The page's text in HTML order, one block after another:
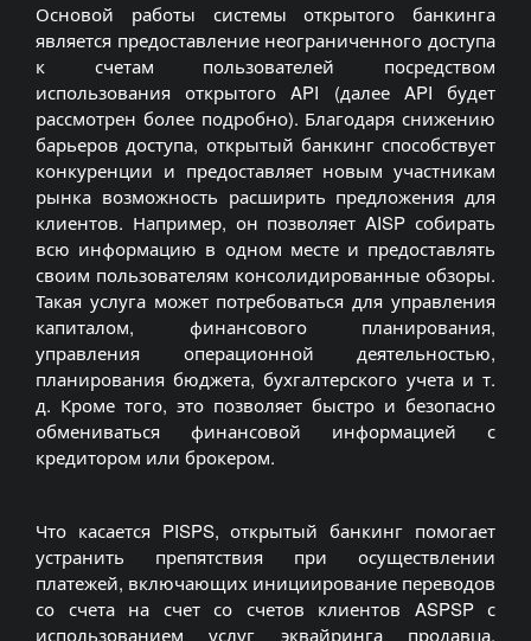
Основой работы системы открытого банкинга
является предоставление неограниченного доступа
к счетам пользователей посредством
использования открытого API (далее API будет
рассмотрен более подробно). Благодаря снижению
барьеров доступа, открытый банкинг способствует
конкуренции и предоставляет новым участникам
рынка возможность расширить предложения для
клиентов. Например, он позволяет AISP собирать
всю информацию в одном месте и предоставлять
своим пользователям консолидированные обзоры.
Такая услуга может потребоваться для управления
капиталом, финансового планирования,
управления операционной деятельностью,
планирования бюджета, бухгалтерского учета и т.
д. Кроме того, это позволяет быстро и безопасно
обмениваться финансовой информацией с
кредитором или брокером.
Что касается PISPS, открытый банкинг помогает
устранить препятствия при осуществлении
платежей, включающих инициирование переводов
со счета на счет со счетов клиентов ASPSP с
использованием услуг эквайринга продавца.